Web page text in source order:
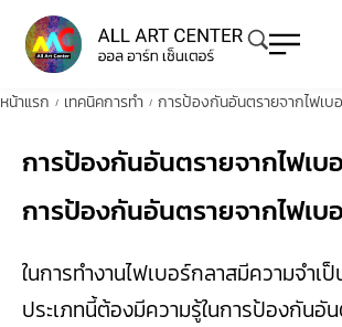
หน้าแรก / เทคนิคการทำ / การป้องกันอันตรายจากไฟเบ
การป้องกันอันตรายจากไฟเบ
การป้องกันอันตรายจากไฟเบ
ในการทำงานไฟเบอร์กลาสมีความจำเ
ประเภทนี้ต้องมีความรู้ในการป้องกันอั